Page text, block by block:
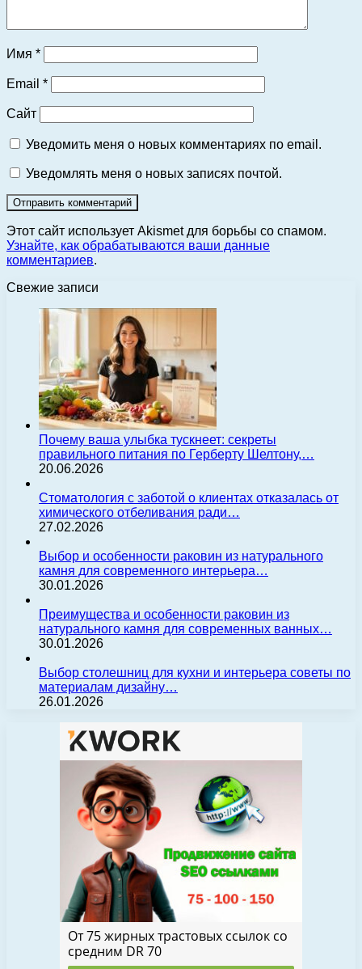
Имя *
Email *
Сайт
Уведомить меня о новых комментариях по email.
Уведомлять меня о новых записях почтой.
Этот сайт использует Akismet для борьбы со спамом.
Узнайте, как обрабатываются ваши данные
комментариев.
Свежие записи
Почему ваша улыбка тускнеет: секреты
правильного питания по Герберту Шелтону,…
20.06.2026
Стоматология с заботой о клиентах отказалась от
химического отбеливания ради…
27.02.2026
Выбор и особенности раковин из натурального
камня для современного интерьера…
30.01.2026
Преимущества и особенности раковин из
натурального камня для современных ванных…
30.01.2026
Выбор столешниц для кухни и интерьера советы по
материалам дизайну…
26.01.2026